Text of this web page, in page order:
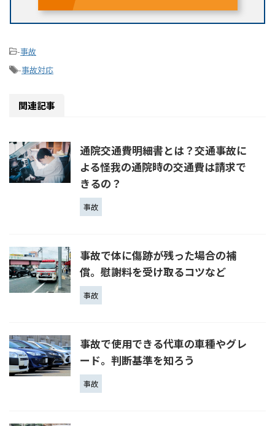
-事故
-事故対応
関連記事
通院交通費明細書とは？交通事故に
よる怪我の通院時の交通費は請求で
きるの？
事故
事故で体に傷跡が残った場合の補
償。慰謝料を受け取るコツなど
事故
事故で使用できる代車の車種やグレ
ード。判断基準を知ろう
事故